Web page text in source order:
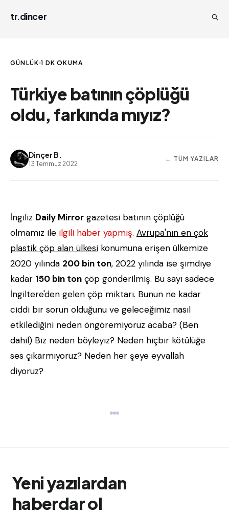
tr.dincer
GÜNLÜK 1 DK OKUMA
Türkiye batının çöplüğü
oldu, farkında mıyız?
Dinçer B.
13 Temmuz 2022
← TÜM YAZILAR
İngiliz Daily Mirror gazetesi batının çöplüğü
olmamız ile ilgili haber yapmış. Avrupa'nın en çok
plastik çöp alan ülkesi konumuna erişen ülkemize
2020 yılında 200 bin ton, 2022 yılında ise şimdiye
kadar 150 bin ton çöp gönderilmiş. Bu sayı sadece
İngiltere'den gelen çöp miktarı. Bunun ne kadar
ciddi bir sorun olduğunu ve geleceğimiz nasıl
etkilediğini neden öngöremiyoruz acaba? (Ben
dahil) Biz neden böyleyiz? Neden hiçbir kötülüğe
ses çıkarmıyoruz? Neden her şeye eyvallah
diyoruz?
Yeni yazılardan
haberdar ol